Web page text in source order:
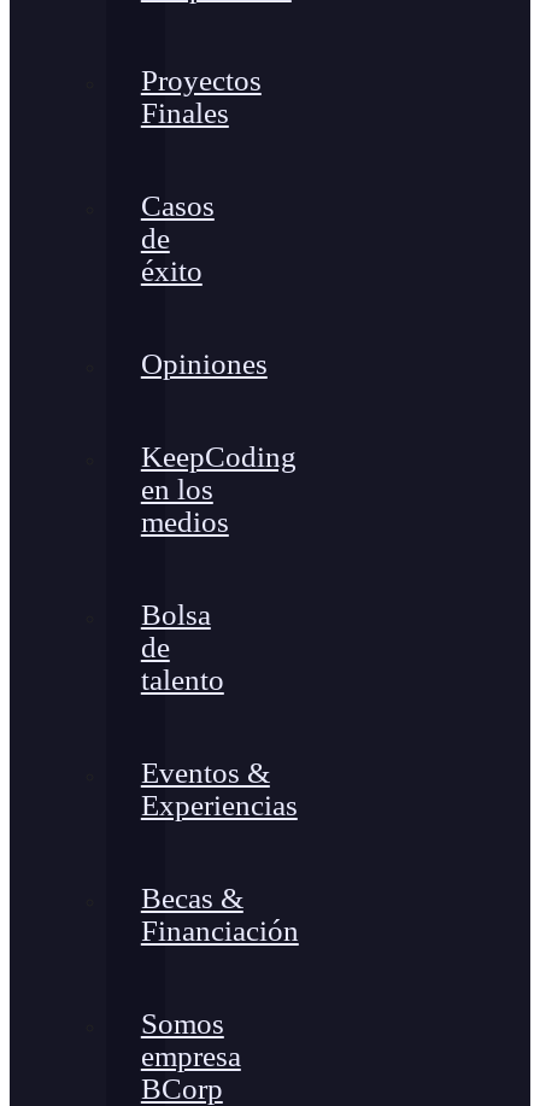
Proyectos
Finales
Casos
de
éxito
Opiniones
KeepCoding
en los
medios
Bolsa
de
talento
Eventos &
Experiencias
Becas &
Financiación
Somos
empresa
BCorp